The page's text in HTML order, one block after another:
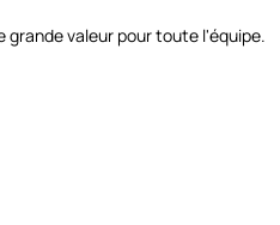
valeur pour toute l'équipe.